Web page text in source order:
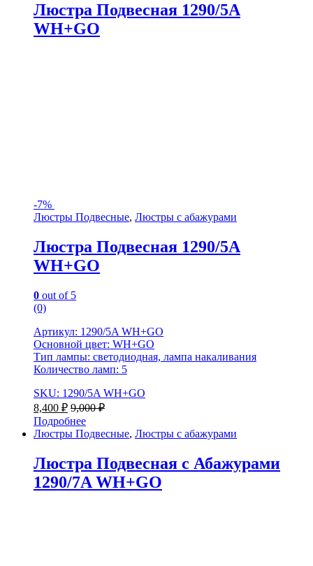
Люстра Подвесная 1290/5A
WH+GO
-7%
Люстры Подвесные, Люстры с абажурами
Люстра Подвесная 1290/5A
WH+GO
0 out of 5
(0)
Артикул: 1290/5A WH+GO
Основной цвет: WH+GO
Тип лампы: светодиодная, лампа накаливания
Количество ламп: 5
SKU: 1290/5A WH+GO
8,400 ₽ 9,000₽
Подробнее
Люстры Подвесные, Люстры с абажурами
Люстра Подвесная с Абажурами
1290/7A WH+GO